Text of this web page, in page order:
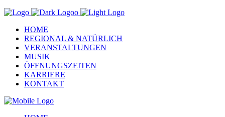
HOME
REGIONAL & NATÜRLICH
VERANSTALTUNGEN
MUSIK
ÖFFNUNGSZEITEN
KARRIERE
KONTAKT